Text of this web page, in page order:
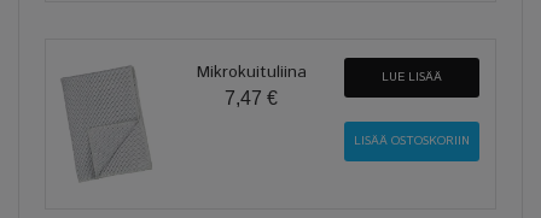
Mikrokuituliina
7,47 €
LUE LISÄÄ